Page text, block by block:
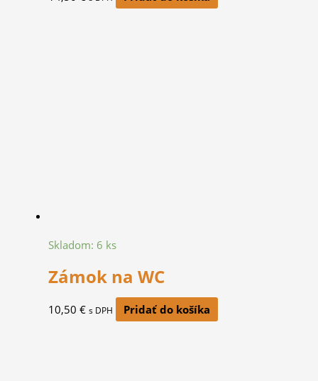
Skladom: 6 ks
Zámok na WC
10,50 € s DPH Pridať do košíka